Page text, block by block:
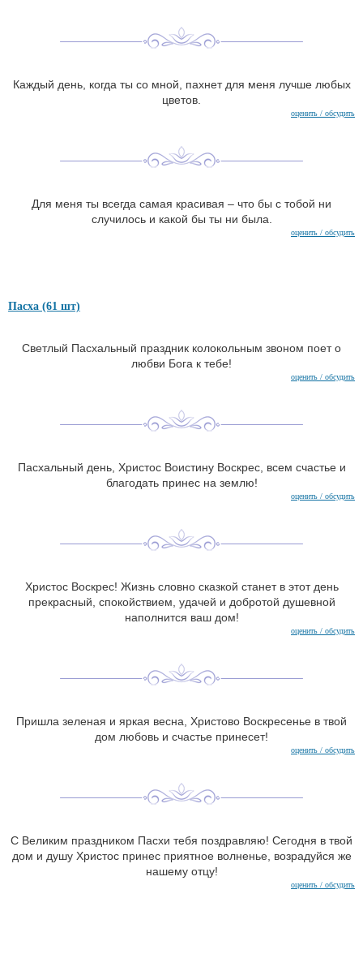
Каждый день, когда ты со мной, пахнет для меня лучше любых
цветов.
оценить / обсудить
Для меня ты всегда самая красивая – что бы с тобой ни
случилось и какой бы ты ни была.
оценить / обсудить
Пасха (61 шт)
Светлый Пасхальный праздник колокольным звоном поет о
любви Бога к тебе!
оценить / обсудить
Пасхальный день, Христос Воистину Воскрес, всем счастье и
благодать принес на землю!
оценить / обсудить
Христос Воскрес! Жизнь словно сказкой станет в этот день
прекрасный, спокойствием, удачей и добротой душевной
наполнится ваш дом!
оценить / обсудить
Пришла зеленая и яркая весна, Христово Воскресенье в твой
дом любовь и счастье принесет!
оценить / обсудить
С Великим праздником Пасхи тебя поздравляю! Сегодня в твой
дом и душу Христос принес приятное волненье, возрадуйся же
нашему отцу!
оценить / обсудить